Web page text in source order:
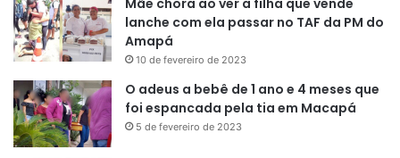
lanche com ela passar no TAF da PM do
Amapá
10 de fevereiro de 2023
O adeus a bebê de 1 ano e 4 meses que
foi espancada pela tia em Macapá
5 de fevereiro de 2023